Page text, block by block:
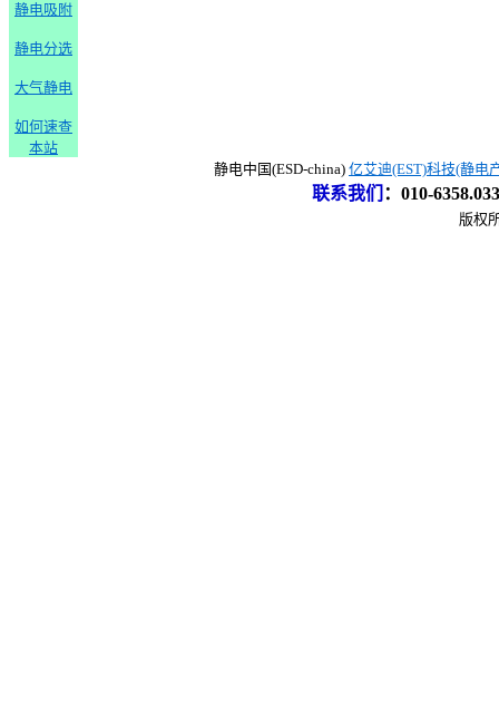
静电吸附
静电分选
大气静电
如何速查
本站
静电中国(ESD-china) 亿艾迪(EST)科技(静电
联系我们 ： 010-
版权